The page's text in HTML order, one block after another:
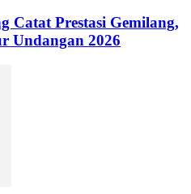
Catat Prestasi Gemilang,
Undangan 2026